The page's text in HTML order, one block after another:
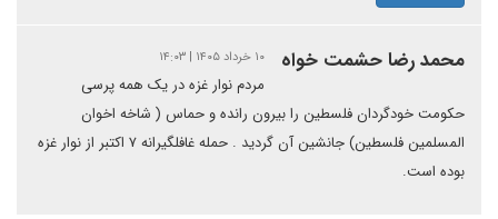
محمد رضا حشمت خواه ۱۰ خرداد ۱۴۰۵ | ۱۴:۰۳
مردم نوار غزه در یک همه پرسی
حکومت خودگردان فلسطین را بیرون رانده و حماس ( شاخه اخوان
المسلمین فلسطین) جانشین آن گردید . حمله غافلگیرانه ۷ اکتبر از نوار غزه
بوده است.